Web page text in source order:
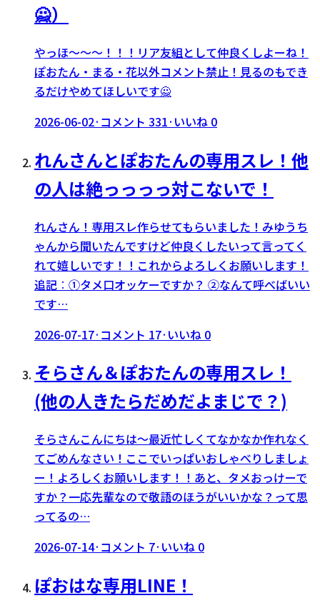
🙅）
やっほ〜〜〜！！！リア友組として仲良くしよーね！
ぽおたん・まる・花以外コメント禁止！見るのもでき
るだけやめてほしいです🙅
2026-06-02· コメント 331· いいね 0
れんさんとぽおたんの専用スレ！他
の人は絶っっっっ対こないで！
れんさん！専用スレ作らせてもらいました！みゆうち
ゃんから聞いたんですけど仲良くしたいって言ってく
れて嬉しいです！！これからよろしくお願いします！
追記︰①タメ口オッケーですか？ ②なんて呼べばいい
です…
2026-07-17· コメント 17· いいね 0
そらさん＆ぽおたんの専用スレ！
(他の人きたらだめだよまじで？)
そらさんこんにちは〜最近忙しくてなかなか作れなく
てごめんなさい！ここでいっぱいおしゃべりしましょ
ー！よろしくお願いします！！あと、タメおっけーで
すか？一応先輩なので敬語のほうがいいかな？って思
ってるの…
2026-07-14· コメント 7· いいね 0
ぽおはな専用LINE！